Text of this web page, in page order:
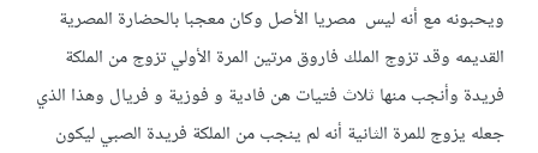
ويحبونه مع أنه ليس مصريا الأصل وكان معجبا بالحضارة المصرية
القديمه وقد تزوج الملك فاروق مرتين المرة الأولي تزوج من الملكة
فريدة وأنجب منها ثلاث فتيات هن فادية و فوزية و فريال وهذا الذي
جعله يزوج للمرة الثانية أنه لم ينجب من الملكة فريدة الصبي ليكون